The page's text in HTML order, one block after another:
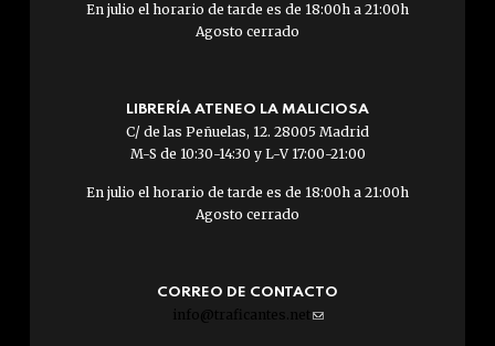
En julio el horario de tarde es de 18:00h a 21:00h
Agosto cerrado
LIBRERÍA ATENEO LA MALICIOSA
C/ de las Peñuelas, 12. 28005 Madrid
M-S de 10:30-14:30 y L-V 17:00-21:00
En julio el horario de tarde es de 18:00h a 21:00h
Agosto cerrado
CORREO DE CONTACTO
info@traficantes.net (link